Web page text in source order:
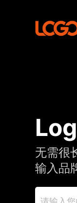
无需很
输入品